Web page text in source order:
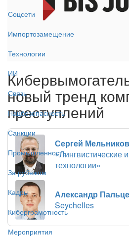
Соцсети
Импортозамещение
Технологии
ИИ
Связь
Нацбезопасность
Санкции
Промышленность
За рубежом
Кадры
Киберграмотность
Мероприятия
новый тренд
преступлений
Сергей Мельников
технологии»
Александр
Seychelles